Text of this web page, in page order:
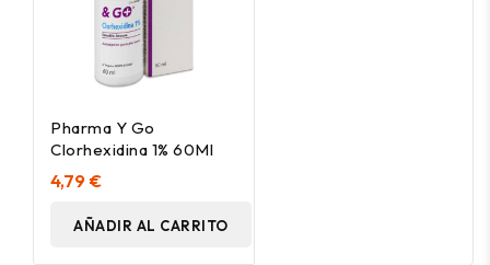
Pharma Y Go
Clorhexidina 1% 60Ml
4,79 €
AÑADIR AL CARRITO